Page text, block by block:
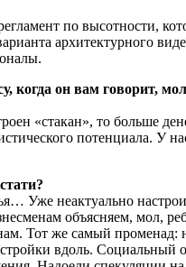
по высотности,
архитектурного
когда он вам говорит,
«стакан», то больше
потенциала. У
Уже неактуально
объясняем, мол,
Тот же самый променад:
вдоль.